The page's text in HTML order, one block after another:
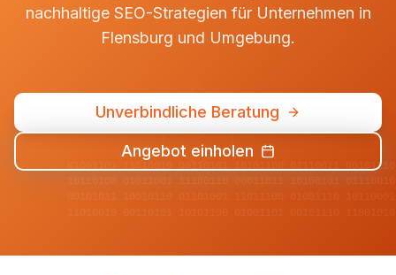
01001101 11010010 00110101 10101100 01110011
10110100 01011001 11100110 00011011 10100101
00101011 10010110 01101001 11011100 01001110
nachhaltige SEO-Strategien für Unternehmen in
Flensburg und Umgebung.
Unverbindliche Beratung
Angebot einholen